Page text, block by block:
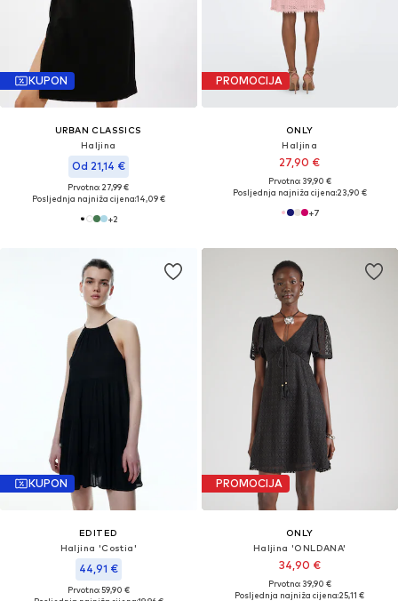
KUPON
URBAN CLASSICS
Haljina
Od 21,14 €
Prvotno: 27,99 €
Posljednja najniža cijena:14,09 €
+2
PROMOCIJA
ONLY
Haljina
27,90 €
Prvotno: 39,90 €
Posljednja najniža cijena:23,90 €
+7
KUPON
EDITED
Haljina 'Costia'
44,91 €
Prvotno: 59,90 €
PROMOCIJA
ONLY
Haljina 'ONLDANA'
34,90 €
Prvotno: 39,90 €
Posljednja najniža cijena:25,11 €